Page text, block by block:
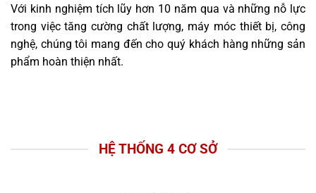
Với kinh nghiệm tích lũy hơn 10 năm qua và những nỗ lực
trong việc tăng cường chất lượng, máy móc thiết bị, công
nghệ, chúng tôi mang đến cho quý khách hàng những sản
phẩm hoàn thiện nhất.
HỆ THỐNG 4 CƠ SỞ